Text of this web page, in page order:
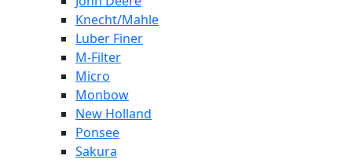
Knecht/Mahle
Luber Finer
M-Filter
Micro
Monbow
New Holland
Ponsee
Sakura